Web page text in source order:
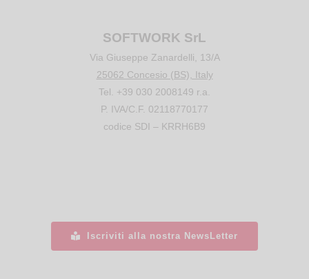
SOFTWORK SrL
Via Giuseppe Zanardelli, 13/A
25062 Concesio (BS), Italy
Tel. +39 030 2008149 r.a.
P. IVA/C.F. 02118770177
codice SDI – KRRH6B9
Iscriviti alla nostra NewsLetter